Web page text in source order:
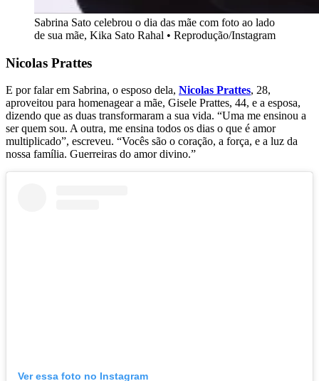
Sabrina Sato celebrou o dia das mãe com foto ao lado
de sua mãe, Kika Sato Rahal • Reprodução/Instagram
Nicolas Prattes
E por falar em Sabrina, o esposo dela, Nicolas Prattes, 28,
aproveitou para homenagear a mãe, Gisele Prattes, 44, e a esposa,
dizendo que as duas transformaram a sua vida. “Uma me ensinou a
ser quem sou. A outra, me ensina todos os dias o que é amor
multiplicado”, escreveu. “Vocês são o coração, a força, e a luz da
nossa família. Guerreiras do amor divino.”
Ver essa foto no Instagram